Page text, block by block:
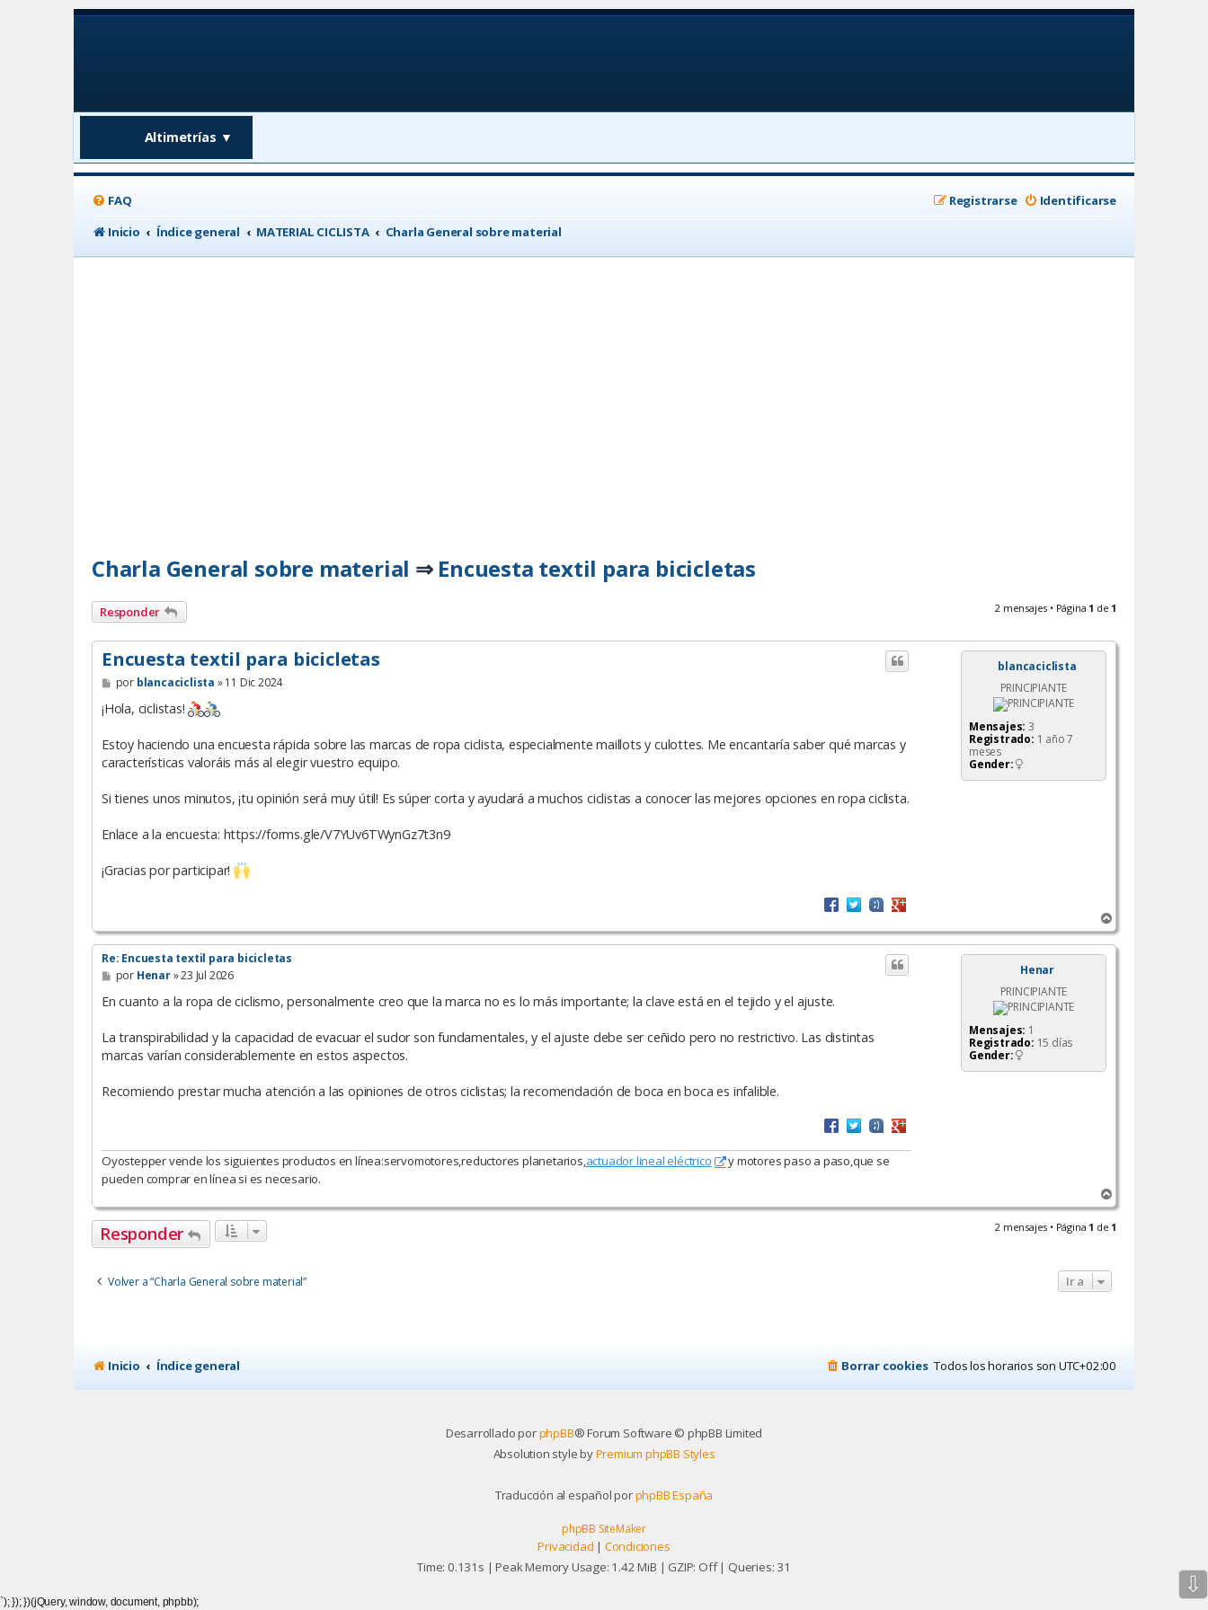
Altimetrías ▼
FAQ Identificarse
Registrarse
Inicio
Índice general MATERIAL CICLISTA Charla General sobre material
Charla General sobre material ⇒ Encuesta textil para bicicletas
Responder 2 mensajes • Página 1 de 1
blancaciclista
PRINCIPIANTE
Mensajes: 3
Registrado: 1 año 7
meses
Gender:
Encuesta textil para bicicletas
M
e
n
j
e
por blancaciclista »11 Dic 2024
¡Hola, ciclistas!
Estoy haciendo una encuesta rápida sobre las marcas de ropa ciclista, especialmente maillots y culottes. Me encantaría saber qué marcas y
características valoráis más al elegir vuestro equipo.
Si tienes unos minutos, ¡tu opinión será muy útil! Es súper corta y ayudará a muchos ciclistas a conocer las mejores opciones en ropa ciclista.
Enlace a la encuesta: https://forms.gle/V7YUv6TWynGz7t3n9
¡Gracias por participar!
r
r
Henar
PRINCIPIANTE
Mensajes: 1
Registrado: 15 días
Gender:
Re: Encuesta textil para bicicletas
M
e
n
j
e
por Henar»23 Jul 2026
En cuanto a la ropa de ciclismo, personalmente creo que la marca no es lo más importante; la clave está en el tejido y el ajuste.
La transpirabilidad y la capacidad de evacuar el sudor son fundamentales, y el ajuste debe ser ceñido pero no restrictivo. Las distintas
marcas varían considerablemente en estos aspectos.
Recomiendo prestar mucha atención a las opiniones de otros ciclistas; la recomendación de boca en boca es infalible.
Oyostepper vende los siguientes productos en línea:servomotores,reductores planetarios,actuador lineal eléctrico
y motores paso a paso,que se
pueden comprar en línea si es necesario.
r
r
Responder 2 mensajes • Página 1 de 1
Volver a “Charla General sobre material” Ir a
Inicio Índice general Todos los horarios son UTC+02:00
Borrar cookies
Desarrollado porphpBB® Forum Software © phpBB Limited
Absolution style byPremium phpBB Styles
Traducción al español porphpBB España
phpBB SiteMaker
Privacidad | Condiciones
Time: 0.131s | Peak Memory Usage: 1.42 MiB | GZIP: Off | Queries: 31
⇩
`); }); })(jQuery, window, document, phpbb);